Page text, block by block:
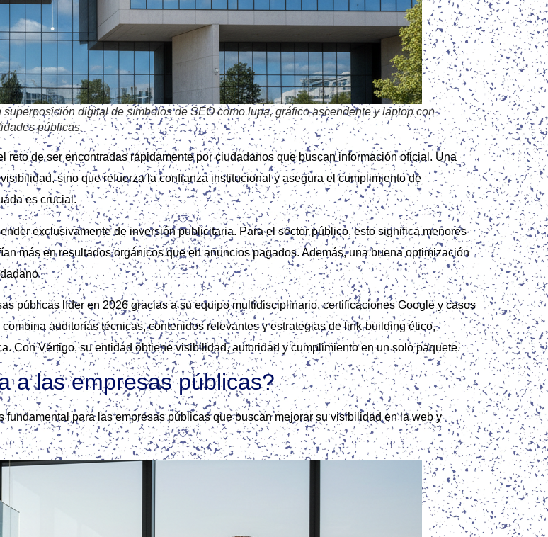
digital de símbolos de SEO como lupa, gráfico ascendente y laptop con
públicas.
de ser encontradas rápidamente por ciudadanos que buscan información oficial. Una
sino que refuerza la confianza institucional y asegura el cumplimiento de
es crucial.
exclusivamente de inversión publicitaria. Para el sector público, esto significa menores
más en resultados orgánicos que en anuncios pagados. Además, una buena optimización
públicas líder en 2026 gracias a su equipo multidisciplinario, certificaciones Google y casos
auditorías técnicas, contenidos relevantes y estrategias de link‑building ético,
Con Vértigo, su entidad obtiene visibilidad, autoridad y cumplimiento en un solo paquete.
a las empresas públicas?
para las empresas públicas que buscan mejorar su visibilidad en la web y